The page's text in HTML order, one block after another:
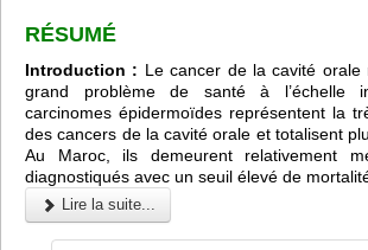
RÉSUMÉ
Introduction : Le cancer de la cavité orale
grand problème de santé à l’échelle
carcinomes épidermoïdes représentent la
des cancers de la cavité orale et totalisent
Au Maroc, ils demeurent relativement
diagnostiqués avec un seuil élevé de
Lire la suite...